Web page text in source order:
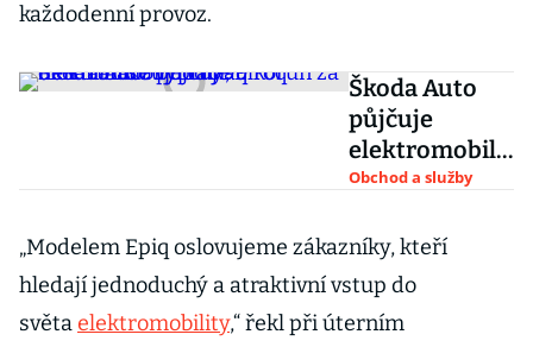
každodenní provoz.
Škoda Auto
půjčuje
elektromobily
od 799 korun
vyplácí, Elroq
nekanibalizuj
e Enyaq
Obchod a služby
„Modelem Epiq oslovujeme zákazníky, kteří
hledají jednoduchý a atraktivní vstup do
světa elektromobility,“ řekl při úterním